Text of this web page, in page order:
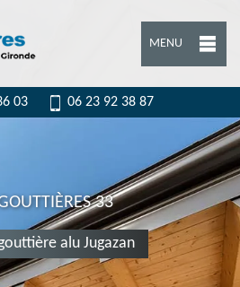
MENU
03 06 23 92 38 87
33
alu Jugazan